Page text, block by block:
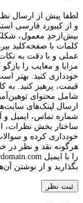
لطفا پیش از ارسال
بیش‌از‌حدِ معمول،
کلمات با صفحه‌کلید
عملی و با دقت به
مزایا و معایب را
خودداری کنید. بهتر
قیمت، پرهیز کنید. به
شامل محتوای
ارسال لینک‌های
شماره تماس، ایمیل و
ساختار بخش نظرات،
خودداری کرده و
هرگونه نقد و نظر
بگذارید و از نوشتن
ثبت نظر